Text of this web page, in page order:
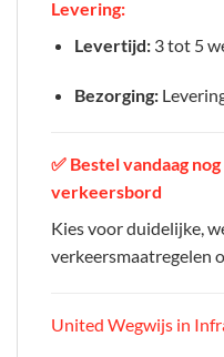
Levering:
Levertijd:3 tot 5
Bezorging:
✅ Bestel vandaag
verkeersbord
Kies voor duidelijke,
verkeersmaatregelen
United Wegwijs in